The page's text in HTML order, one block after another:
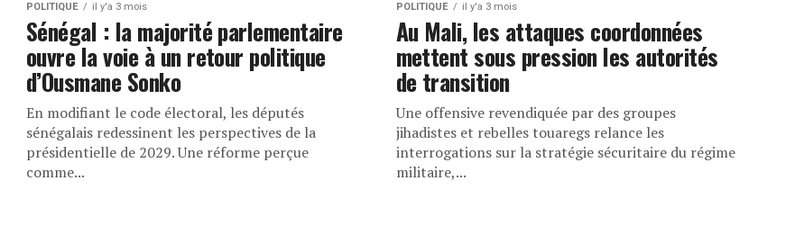
POLITIQUE il y'a 3 mois
Sénégal : la majorité parlementaire
ouvre la voie à un retour politique
d’Ousmane Sonko
En modifiant le code électoral, les députés
sénégalais redessinent les perspectives de la
présidentielle de 2029. Une réforme perçue
comme...
POLITIQUE il y'a 3 mois
Au Mali, les attaques coordonnées
mettent sous pression les autorités
de transition
Une offensive revendiquée par des groupes
jihadistes et rebelles touaregs relance les
interrogations sur la stratégie sécuritaire du régime
militaire,...